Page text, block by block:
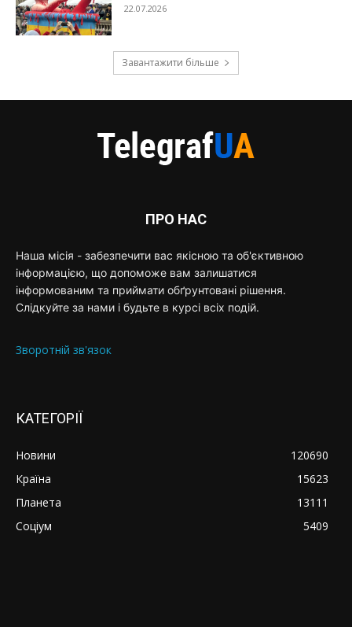
22.07.2026
Завантажити більше
ПРО НАС
Наша місія - забезпечити вас якісною та об'єктивною
інформацією, що допоможе вам залишатися
інформованим та приймати обґрунтовані рішення.
Слідкуйте за нами і будьте в курсі всіх подій.
Зворотній зв'язок
КАТЕГОРІЇ
Новини
120690
Країна
15623
Планета
13111
Соціум
5409